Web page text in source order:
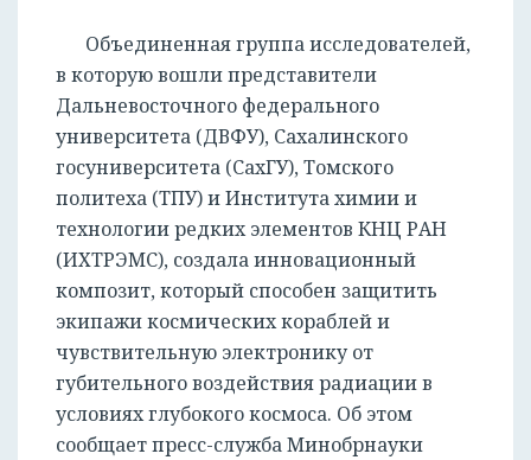
Объединенная группа исследователей,
в которую вошли представители
Дальневосточного федерального
университета (ДВФУ), Сахалинского
госуниверситета (СахГУ), Томского
политеха (ТПУ) и Института химии и
технологии редких элементов КНЦ РАН
(ИХТРЭМС), создала инновационный
композит, который способен защитить
экипажи космических кораблей и
чувствительную электронику от
губительного воздействия радиации в
условиях глубокого космоса. Об этом
сообщает пресс-служба Минобрнауки